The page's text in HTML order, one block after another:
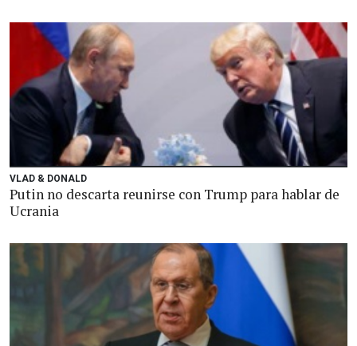
VLAD & DONALD
Putin no descarta reunirse con Trump para hablar de
Ucrania